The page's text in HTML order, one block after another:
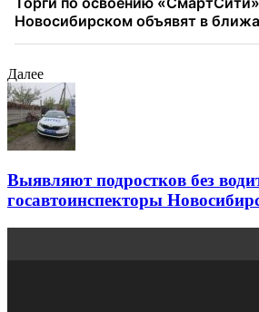
Далее
Выявляют подростков без
госавтоинспекторы